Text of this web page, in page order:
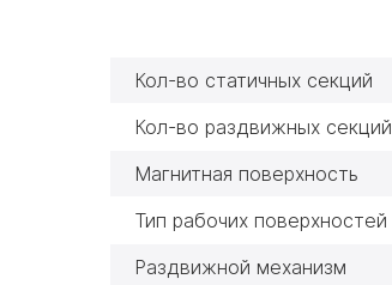
Кол-во статичных секций
Кол-во раздвижных секций
Магнитная поверхность
Тип рабочих поверхностей
Раздвижной механизм